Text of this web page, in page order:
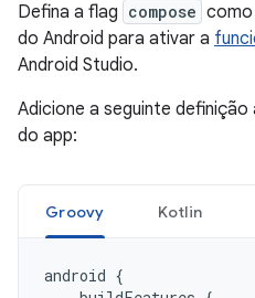
Defina a flag compose como
do Android para ativar a
Android Studio.
Adicione a seguinte definição
do app:
Groovy Kotlin
android {